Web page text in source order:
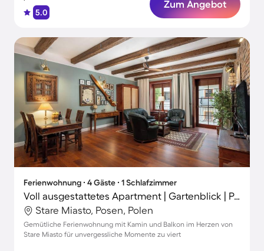
5.0
Zum Angebot
Ferienwohnung ∙ 4 Gäste ∙ 1 Schlafzimmer
Voll ausgestattetes Apartment | Gartenblick | Perfekt für die Arbeit von Zuhause
Stare Miasto, Posen, Polen
Gemütliche Ferienwohnung mit Kamin und Balkon im Herzen von
Stare Miasto für unvergessliche Momente zu viert